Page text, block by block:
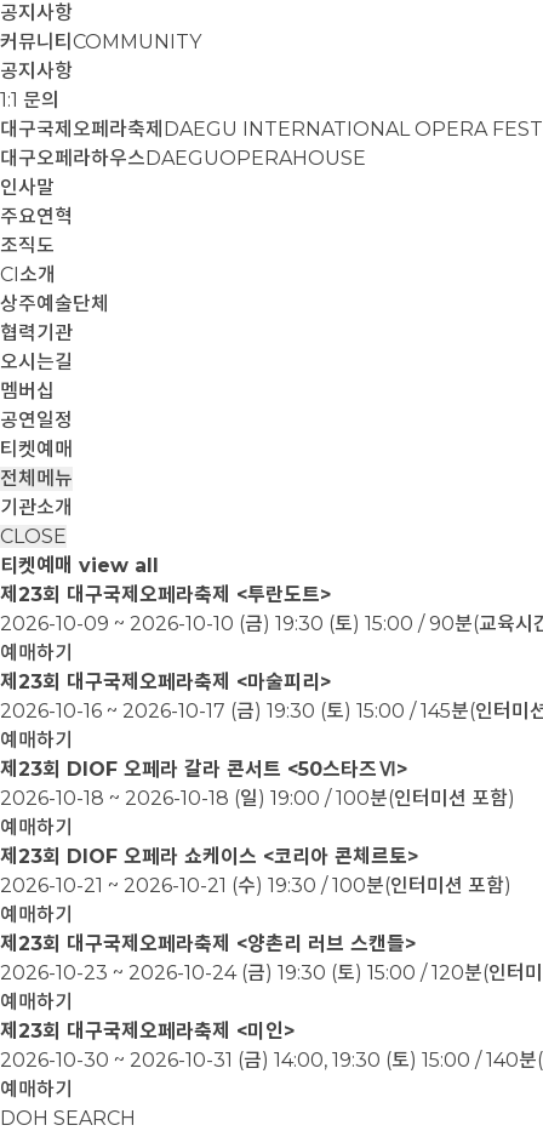
공지사항
커뮤니티 COMMUNITY
공지사항
1:1 문의
대구국제오페라축제 DAEGU INTERNATIONAL OPERA
대구오페라하우스DAEGUOPERAHOUSE
인사말
주요연혁
조직도
CI소개
상주예술단체
협력기관
오시는길
멤버십
공연일정
티켓예매
전체메뉴
기관소개
CLOSE
티켓예매 view all
제23회 대구국제오페라축제 <투란도트>
2026-10-09 ~ 2026-10-10 (금) 19:30 (토) 15:00 / 90분(교육시
예매하기
제23회 대구국제오페라축제 <마술피리>
2026-10-16 ~ 2026-10-17 (금) 19:30 (토) 15:00 / 145분(인터미
예매하기
제23회 DIOF 오페라 갈라 콘서트 <50스타즈Ⅵ>
2026-10-18 ~ 2026-10-18 (일) 19:00 / 100분(인터미션 포함)
예매하기
제23회 DIOF 오페라 쇼케이스 <코리아 콘체르토>
2026-10-21 ~ 2026-10-21 (수) 19:30 / 100분(인터미션 포함)
예매하기
제23회 대구국제오페라축제 <양촌리 러브 스캔들>
2026-10-23 ~ 2026-10-24 (금) 19:30 (토) 15:00 / 120분(인터
예매하기
제23회 대구국제오페라축제 <미인>
2026-10-30 ~ 2026-10-31 (금) 14:00, 19:30 (토) 15:00 / 140분
예매하기
DOH SEARCH